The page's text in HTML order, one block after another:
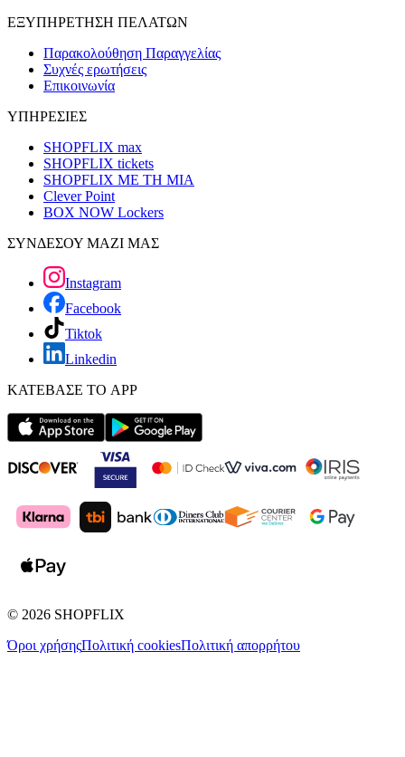
ΕΞΥΠΗΡΕΤΗΣΗ ΠΕΛΑΤΩΝ
Παρακολούθηση Παραγγελίας
Συχνές ερωτήσεις
Επικοινωνία
ΥΠΗΡΕΣΙΕΣ
SHOPFLIX max
SHOPFLIX tickets
SHOPFLIX ΜΕ ΤΗ ΜΙΑ
Clever Point
BOX NOW Lockers
ΣΥΝΔΕΣΟΥ ΜΑΖΙ ΜΑΣ
Instagram
Facebook
Tiktok
Linkedin
ΚΑΤΕΒΑΣΕ ΤΟ APP
© 2026 SHOPFLIX
Όροι χρήσηςΠολιτική cookiesΠολιτική απορρήτου